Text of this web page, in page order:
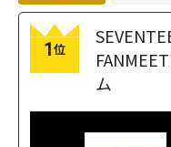
1位
ム